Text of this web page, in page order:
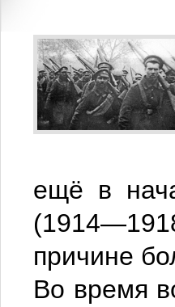
ещё в
причине
Во время